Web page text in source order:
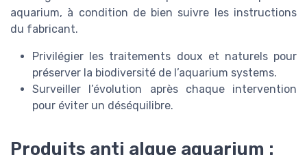
aquarium, à condition de bien suivre les instructions
du fabricant.
Privilégier les traitements doux et naturels pour
préserver la biodiversité de l’aquarium systems.
Surveiller l’évolution après chaque intervention
pour éviter un déséquilibre.
Produits anti algue aquarium :